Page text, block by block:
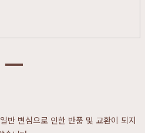
ㅡ
반 변심으로 인한 반품 및 교환이 되지